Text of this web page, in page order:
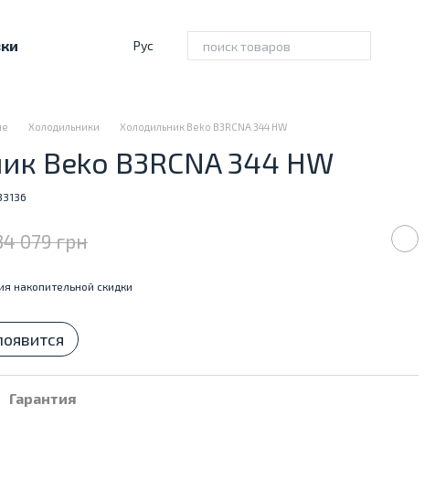
Рус
Холодильники Холодильник Beko B3RCNA 344 HW
Beko B3RCNA 344 HW
079 грн
накопительной скидки
Гарантия